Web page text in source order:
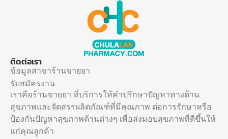
ติดต่อเรา
ข้อมูลสาขาร้านขายยา
รับสมัครงาน
เราคือร้านขายยา ที่บริการให้คำปรึกษาปัญหาทางด้าน
สุขภาพและจัดสรรผลิตภัณฑ์ที่มีคุณภาพ ต่อการรักษาหรือ
ป้องกันปัญหาสุขภาพด้านต่างๆ เพื่อส่งมอบสุขภาพที่ดีขึ้นให้
แก่คุณลูกค้า